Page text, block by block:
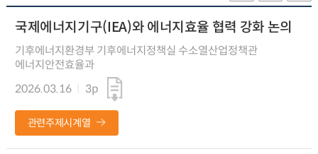
국제에너지기구(IEA)와 에너지효율 협력 강화 논의
기후에너지환경부 기후에너지정책실 수소열산업정책관
에너지안전효율과
2026.03.16
3p
관련주제시계열